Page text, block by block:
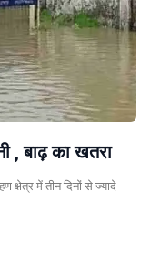
, बाढ़ का खतरा
क्षेत्र में तीन दिनों से ज्यादे